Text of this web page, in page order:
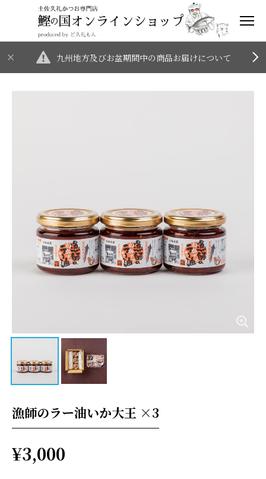
九州地方及びお盆期間中の商品お届けについて
漁師のラー油いか大王 ×3
¥3,000